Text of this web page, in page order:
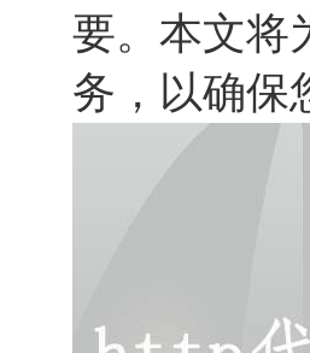
要。本文将
务，以确保